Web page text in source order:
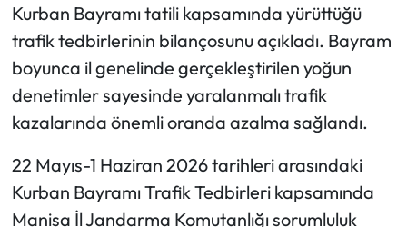
Kurban Bayramı tatili kapsamında yürüttüğü
trafik tedbirlerinin bilançosunu açıkladı. Bayram
boyunca il genelinde gerçekleştirilen yoğun
denetimler sayesinde yaralanmalı trafik
kazalarında önemli oranda azalma sağlandı.
22 Mayıs-1 Haziran 2026 tarihleri arasındaki
Kurban Bayramı Trafik Tedbirleri kapsamında
Manisa İl Jandarma Komutanlığı sorumluluk